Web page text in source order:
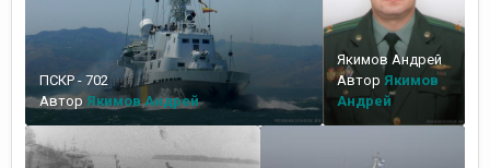
ПСКР - 702
Автор Якимов Андрей
Якимов Андрей
Автор Якимов
Андрей